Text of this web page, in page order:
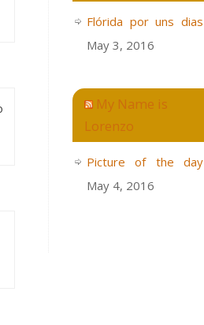
Flórida por uns dias
May 3, 2016
My Name is
Lorenzo
Picture of the day
May 4, 2016